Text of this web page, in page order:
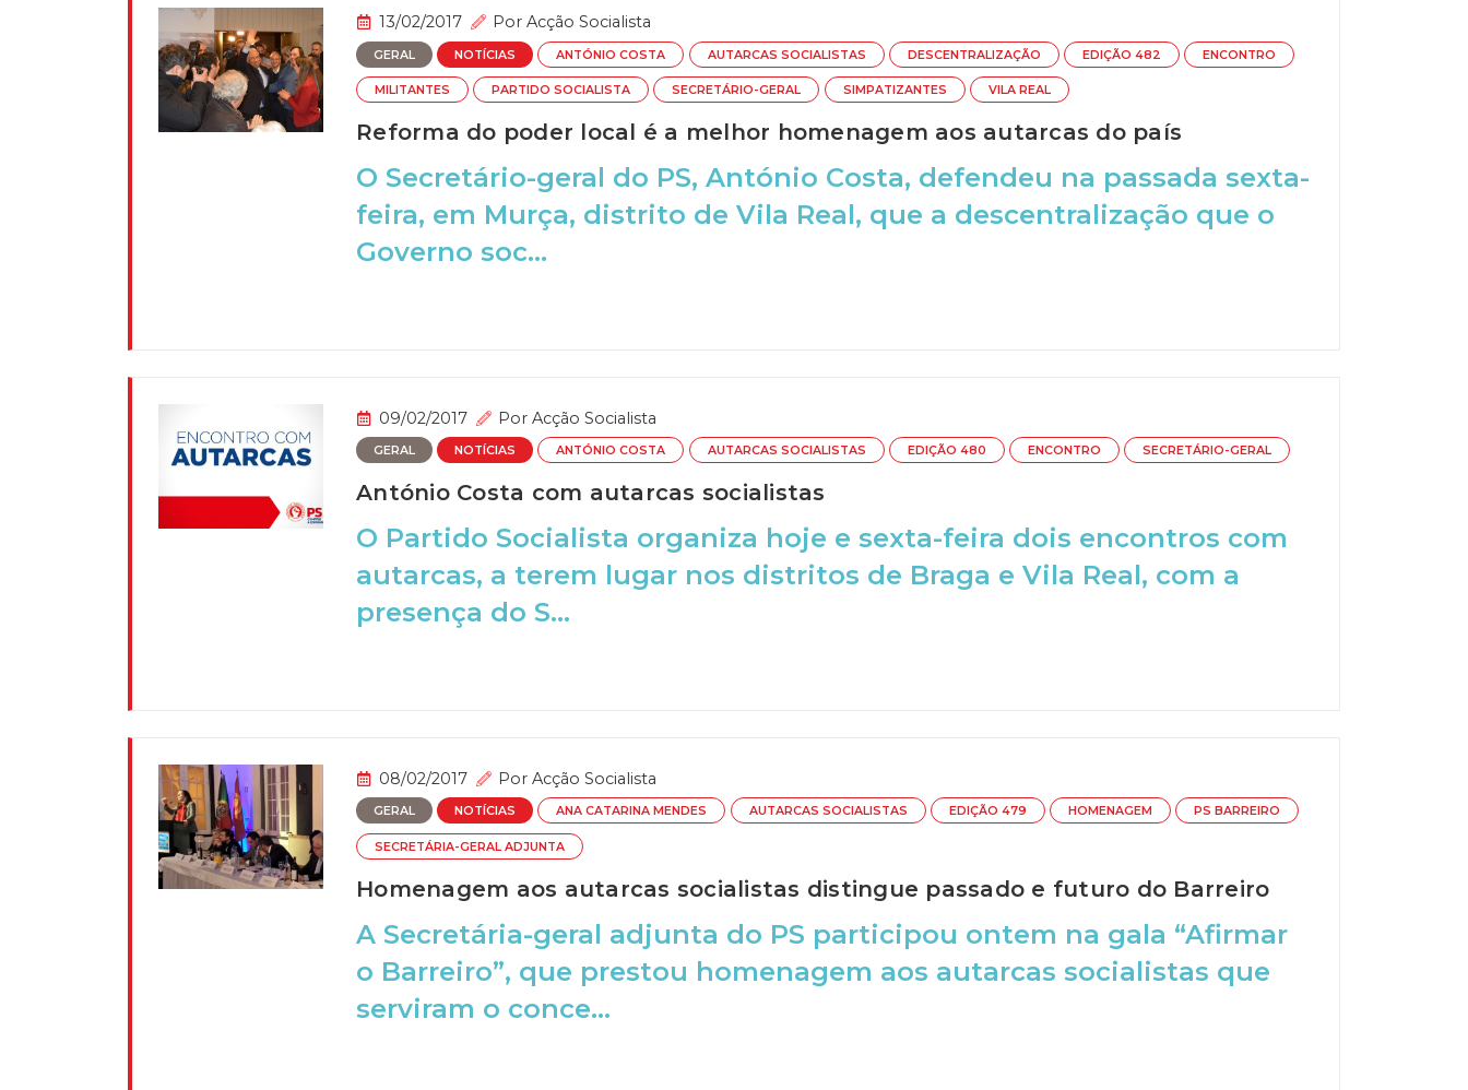
13/02/2017 Por Acção Socialista
GERAL NOTÍCIAS ANTÓNIO COSTA AUTARCAS SOCIALISTAS DESCENTRALIZAÇÃO EDIÇÃO 482 ENCONTRO
MILITANTES PARTIDO SOCIALISTA SECRETÁRIO-GERAL SIMPATIZANTES VILA REAL
Reforma do poder local é a melhor homenagem aos autarcas do país
O Secretário-geral do PS, António Costa, defendeu na passada sexta-
feira, em Murça, distrito de Vila Real, que a descentralização que o
Governo soc...
09/02/2017 Por Acção Socialista
GERAL NOTÍCIAS ANTÓNIO COSTA AUTARCAS SOCIALISTAS EDIÇÃO 480 ENCONTRO SECRETÁRIO-GERAL
António Costa com autarcas socialistas
O Partido Socialista organiza hoje e sexta-feira dois encontros com
autarcas, a terem lugar nos distritos de Braga e Vila Real, com a
presença do S...
08/02/2017 Por Acção Socialista
GERAL NOTÍCIAS ANA CATARINA MENDES AUTARCAS SOCIALISTAS EDIÇÃO 479 HOMENAGEM PS BARREIRO
SECRETÁRIA-GERAL ADJUNTA
Homenagem aos autarcas socialistas distingue passado e futuro do Barreiro
A Secretária-geral adjunta do PS participou ontem na gala “Afirmar
o Barreiro”, que prestou homenagem aos autarcas socialistas que
serviram o conce...